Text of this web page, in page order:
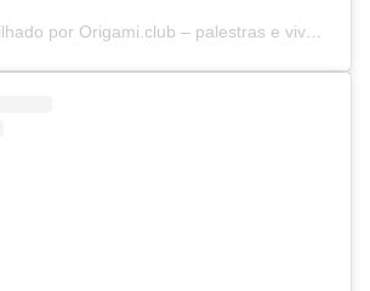
Um post compartilhado por Origami.club – palestras e vivências (@origamiclubbr)